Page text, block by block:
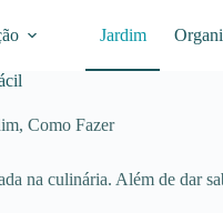
Jardim
, Como Fazer
na culinária. Além de dar